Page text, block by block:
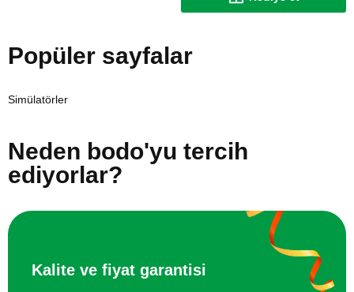
Popüler sayfalar
Simülatörler
Neden bodo'yu tercih
ediyorlar?
Kalite ve fiyat garantisi